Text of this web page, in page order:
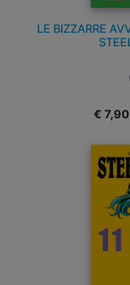
LE BIZZARRE
€ 7,90